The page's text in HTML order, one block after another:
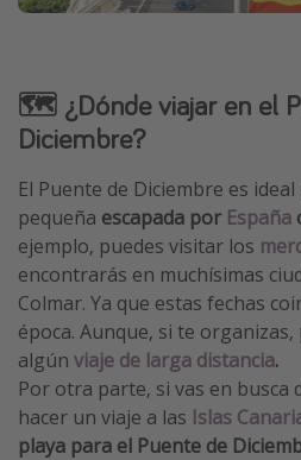
🗺️ ¿Dónde viajar en el
Diciembre?
El Puente de Diciembre es
pequeña escapada por España
ejemplo, puedes visitar los
encontrarás en muchísimas
Colmar. Ya que estas fechas
época. Aunque, si te
algún viaje de larga distancia.
Por otra parte, si vas en busca
hacer un viaje a las Islas
playa para el Puente de